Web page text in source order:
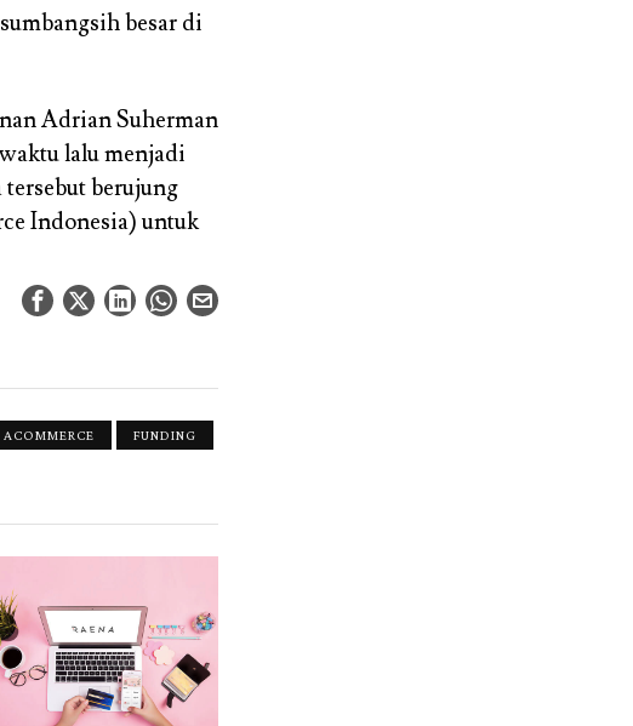
besar di
Adrian Suherman
lalu menjadi
berujung
Indonesia) untuk
ACOMMERCE FUNDING